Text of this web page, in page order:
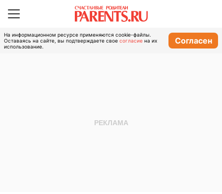
На информационном ресурсе применяются cookie-файлы.
Оставаясь на сайте, вы подтверждаете свое согласие на их
использование.
Согласен